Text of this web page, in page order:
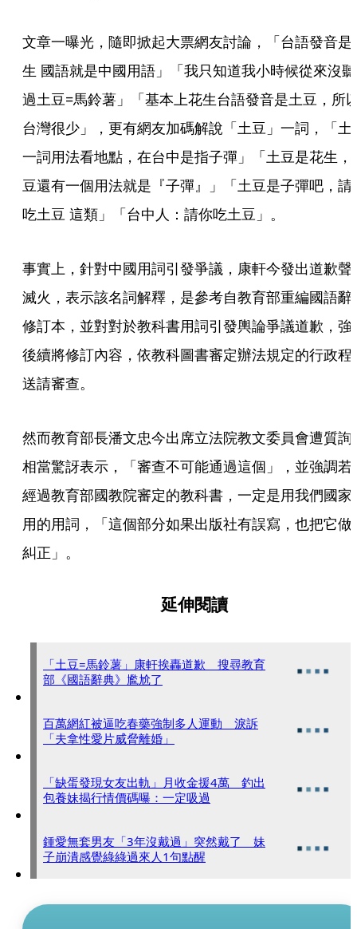
文章一曝光，隨即掀起大票網友討論，「台語發音是
生 國語就是中國用語」「我只知道我小時候從來沒聽
過土豆=馬鈴薯」「基本上花生台語發音是土豆，所
台灣很少」，更有網友加碼解說「土豆」一詞，「土
一詞用法看地點，在台中是指子彈」「土豆是花生，
豆還有一個用法就是『子彈』」「土豆是子彈吧，請
吃土豆 這類」「台中人：請你吃土豆」。
事實上，針對中國用詞引發爭議，康軒今發出道歉聲
滅火，表示該名詞解釋，是參考自教育部重編國語辭
修訂本，並對對於教科書用詞引發輿論爭議道歉，強
後續將修訂內容，依教科圖書審定辦法規定的行政程
送請審查。
然而教育部長潘文忠今出席立法院教文委員會遭質詢
相當驚訝表示，「審查不可能通過這個」，並強調若
經過教育部國教院審定的教科書，一定是用我們國家
用的用詞，「這個部分如果出版社有誤寫，也把它做
糾正」。
延伸閱讀
「土豆=馬鈴薯」康軒挨轟道歉 搜尋教育
部《國語辭典》尷尬了
百萬網紅被逼吃春藥強制多人運動 淚訴
「夫拿性愛片威脅離婚」
「缺蛋發現女友出軌」月收金援4萬 釣出
包養妹揭行情價碼曝：一定吸過
鍾愛無套男友「3年沒戴過」突然戴了 妹
子崩潰感覺綠綠過來人1句點醒